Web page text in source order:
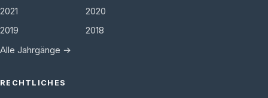
2021
2020
2019
2018
Alle Jahrgänge →
RECHTLICHES